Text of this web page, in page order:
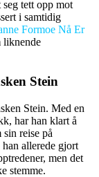
tett opp mot
i samtidig
Formoe Nå Er
liknende
Stein
Stein. Med en
har han klart å
reise på
allerede gjort
men det
stemme.